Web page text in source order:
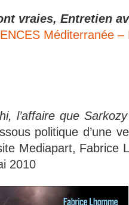
vraies, Entretien
Méditerranée –
l’affaire que
politique d’une
Mediapart, Fabrice
2010